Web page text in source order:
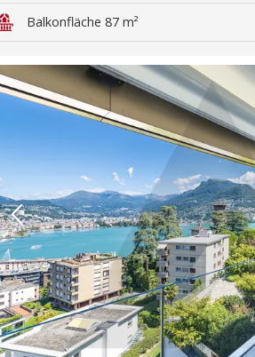
Balkonfläche 87 m²